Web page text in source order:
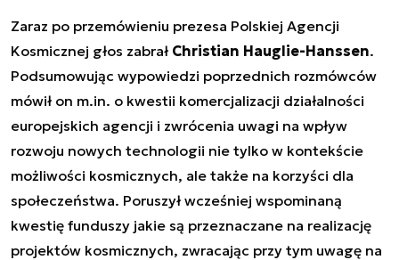
Zaraz po przemówieniu prezesa Polskiej Agencji
Kosmicznej głos zabrał Christian Hauglie-Hanssen.
Podsumowując wypowiedzi poprzednich rozmówców
mówił on m.in. o kwestii komercjalizacji działalności
europejskich agencji i zwrócenia uwagi na wpływ
rozwoju nowych technologii nie tylko w kontekście
możliwości kosmicznych, ale także na korzyści dla
społeczeństwa. Poruszył wcześniej wspominaną
kwestię funduszy jakie są przeznaczane na realizację
projektów kosmicznych, zwracając przy tym uwagę na